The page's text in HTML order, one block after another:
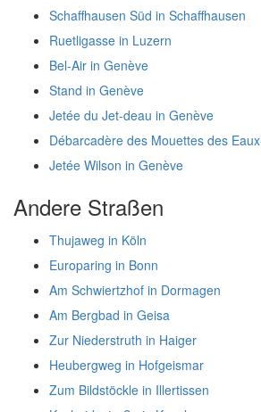
Schaffhausen Süd in Schaffhausen
Ruetligasse in Luzern
Bel-Air in Genève
Stand in Genève
Jetée du Jet-deau in Genève
Débarcadère des Mouettes des
Jetée Wilson in Genève
Andere Straßen
Thujaweg in Köln
Europaring in Bonn
Am Schwiertzhof in Dormagen
Am Bergbad in Geisa
Zur Niederstruth in Haiger
Heubergweg in Hofgeismar
Zum Bildstöckle in Illertissen